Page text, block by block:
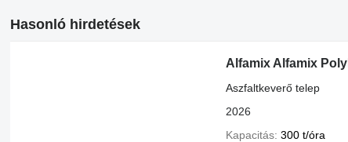
Hasonló hirdetések
Alfamix Alfamix
Aszfaltkeverő telep
2026
Kapacitás 300 t/óra